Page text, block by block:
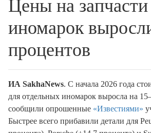
Цены на
иномарок
процентов
ИА SakhaNews. С начала 2026 года
для отдельных иномарок выросла на
сообщили опрошенные «Известиями»
Быстрее всего прибавили детали для